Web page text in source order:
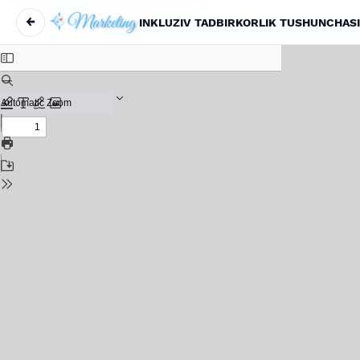
←
Вернуться к Подробностям о статье
INKLUZIV TADBIRKORLIK